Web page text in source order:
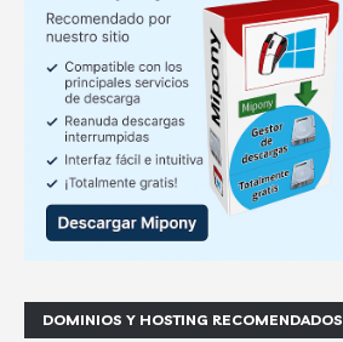
DOMINIOS Y HOSTING RECOMENDADOS